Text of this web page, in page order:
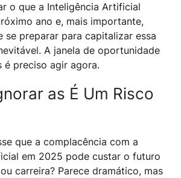
o que a Inteligência Artificial
ano e, mais importante,
se preparar para capitalizar essa
A janela de oportunidade
é preciso agir agora.
as É Um Risco
que a complacência com a
em 2025 pode custar o futuro
carreira? Parece dramático, mas